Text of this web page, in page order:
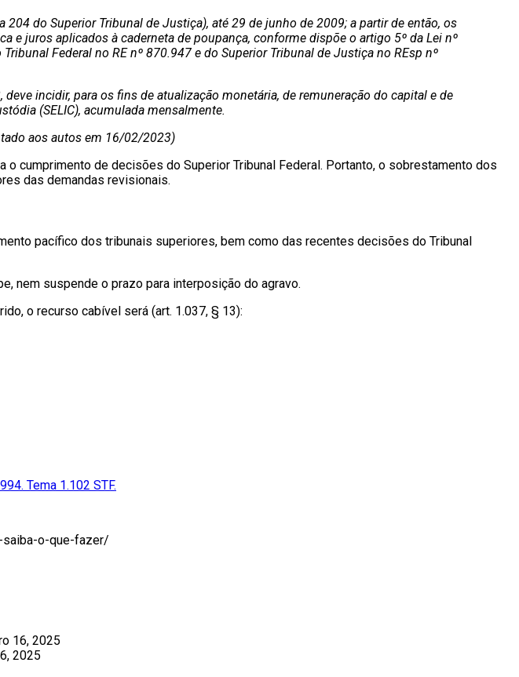
do Superior Tribunal de Justiça), até 29 de junho de 2009; a partir de então, os
juros aplicados à caderneta de poupança, conforme dispõe o artigo 5º da Lei nº
Federal no RE nº 870.947 e do Superior Tribunal de Justiça no REsp nº
incidir, para os fins de atualização monetária, de remuneração do capital e de
(SELIC), acumulada mensalmente.
aos autos em 16/02/2023)
cumprimento de decisões do Superior Tribunal Federal. Portanto, o sobrestamento dos
das demandas revisionais.
pacífico dos tribunais superiores, bem como das recentes decisões do Tribunal
nem suspende o prazo para interposição do agravo.
o recurso cabível será (art. 1.037, § 13):
Tema 1.102 STF.
o-que-fazer/
16, 2025
2025